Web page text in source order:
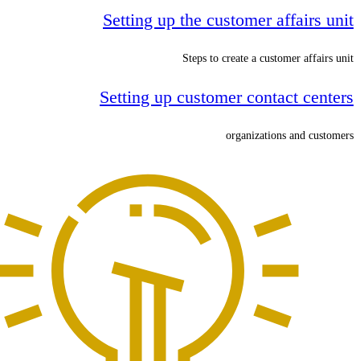
Setting up the customer affairs unit
Steps to create a customer affairs unit
Setting up customer contact centers
organizations and customers